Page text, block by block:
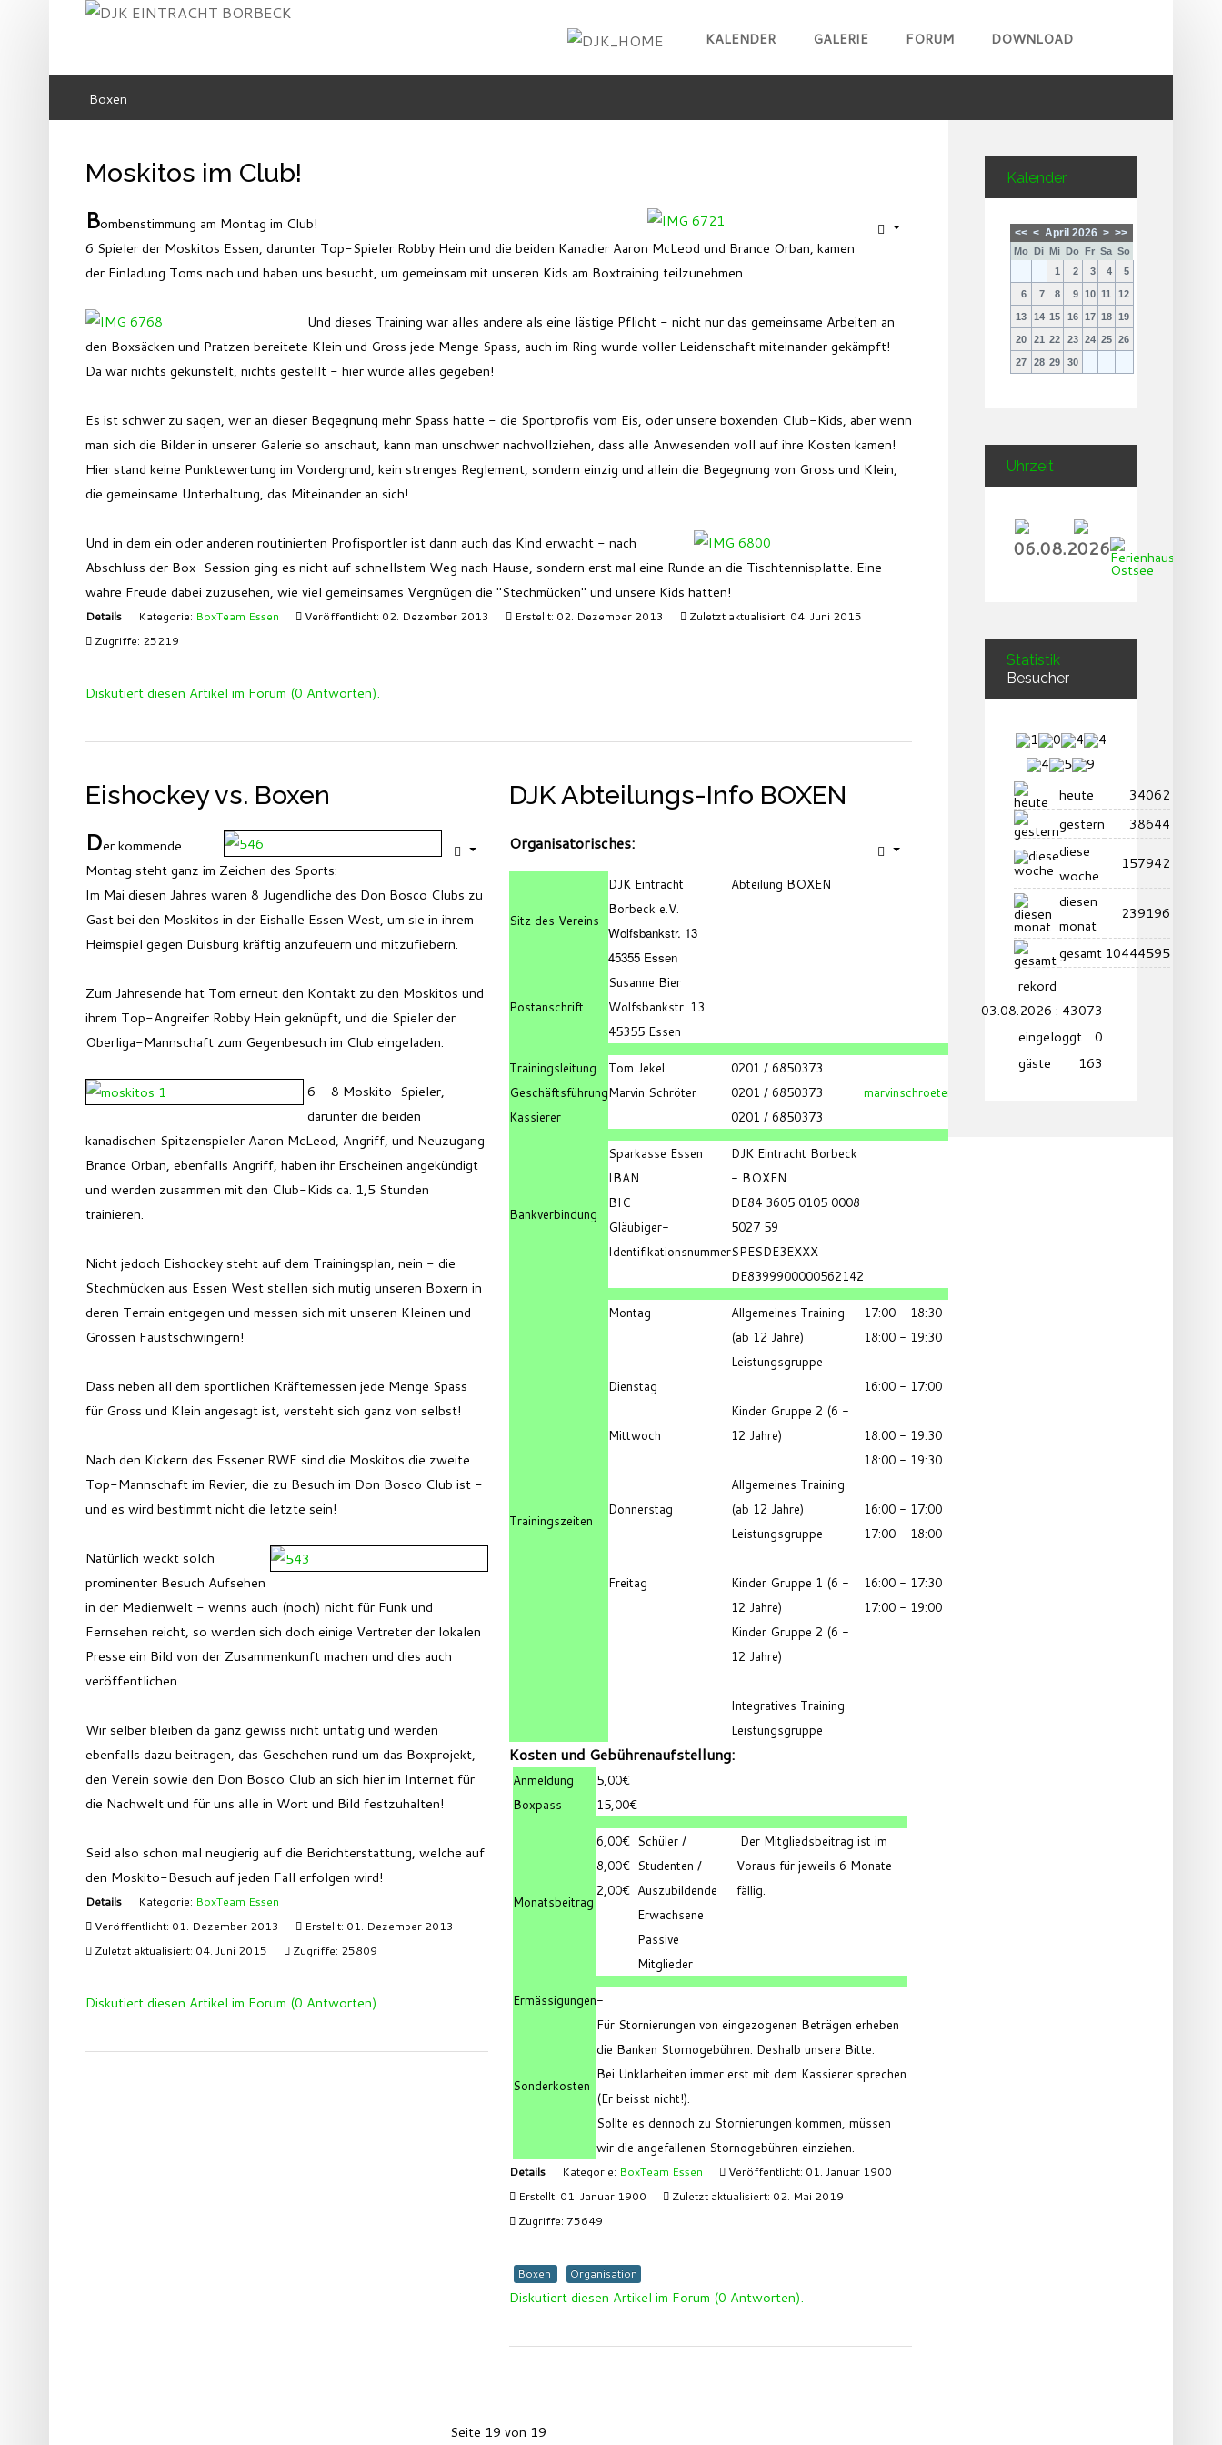
...
KALENDER GALERIE FORUM DOWNLOAD
Boxen
Moskitos im Club!
Bombenstimmung am Montag im Club!
6 Spieler der Moskitos Essen, darunter Top-Spieler Robby Hein und die beiden Kanadier Aaron McLeod und Brance Orban, kamen
der Einladung Toms nach und haben uns besucht, um gemeinsam mit unseren Kids am Boxtraining teilzunehmen.
Und dieses Training war alles andere als eine lästige Pflicht - nicht nur das gemeinsame Arbeiten an
den Boxsäcken und Pratzen bereitete Klein und Gross jede Menge Spass, auch im Ring wurde voller Leidenschaft miteinander gekämpft!
Da war nichts gekünstelt, nichts gestellt - hier wurde alles gegeben!
Es ist schwer zu sagen, wer an dieser Begegnung mehr Spass hatte - die Sportprofis vom Eis, oder unsere boxenden Club-Kids, aber wenn
man sich die Bilder in unserer Galerie so anschaut, kann man unschwer nachvollziehen, dass alle Anwesenden voll auf ihre Kosten kamen!
Hier stand keine Punktewertung im Vordergrund, kein strenges Reglement, sondern einzig und allein die Begegnung von Gross und Klein,
die gemeinsame Unterhaltung, das Miteinander an sich!
Und in dem ein oder anderen routinierten Profisportler ist dann auch das Kind erwacht - nach
Abschluss der Box-Session ging es nicht auf schnellstem Weg nach Hause, sondern erst mal eine Runde an die Tischtennisplatte. Eine
wahre Freude dabei zuzusehen, wie viel gemeinsames Vergnügen die "Stechmücken" und unsere Kids hatten!
Details Kategorie: BoxTeam Essen Veröffentlicht: 02. Dezember 2013 Erstellt: 02. Dezember 2013
Zuletzt aktualisiert: 04. Juni 2015
Zugriffe: 25219
Diskutiert diesen Artikel im Forum (0 Antworten).
Eishockey vs. Boxen
Der kommende
Montag steht ganz im Zeichen des Sports:
Im Mai diesen Jahres waren 8 Jugendliche des Don Bosco Clubs zu
Gast bei den Moskitos in der Eishalle Essen West, um sie in ihrem
Heimspiel gegen Duisburg kräftig anzufeuern und mitzufiebern.
Zum Jahresende hat Tom erneut den Kontakt zu den Moskitos und
ihrem Top-Angreifer Robby Hein geknüpft, und die Spieler der
Oberliga-Mannschaft zum Gegenbesuch im Club eingeladen.
6 - 8 Moskito-Spieler,
darunter die beiden
kanadischen Spitzenspieler Aaron McLeod, Angriff, und Neuzugang
Brance Orban, ebenfalls Angriff, haben ihr Erscheinen angekündigt
und werden zusammen mit den Club-Kids ca. 1,5 Stunden
trainieren.
Nicht jedoch Eishockey steht auf dem Trainingsplan, nein - die
Stechmücken aus Essen West stellen sich mutig unseren Boxern in
deren Terrain entgegen und messen sich mit unseren Kleinen und
Grossen Faustschwingern!
Dass neben all dem sportlichen Kräftemessen jede Menge Spass
für Gross und Klein angesagt ist, versteht sich ganz von selbst!
Nach den Kickern des Essener RWE sind die Moskitos die zweite
Top-Mannschaft im Revier, die zu Besuch im Don Bosco Club ist -
und es wird bestimmt nicht die letzte sein!
Natürlich weckt solch
prominenter Besuch Aufsehen
in der Medienwelt - wenns auch (noch) nicht für Funk und
Fernsehen reicht, so werden sich doch einige Vertreter der lokalen
Presse ein Bild von der Zusammenkunft machen und dies auch
veröffentlichen.
Wir selber bleiben da ganz gewiss nicht untätig und werden
ebenfalls dazu beitragen, das Geschehen rund um das Boxprojekt,
den Verein sowie den Don Bosco Club an sich hier im Internet für
die Nachwelt und für uns alle in Wort und Bild festzuhalten!
Seid also schon mal neugierig auf die Berichterstattung, welche auf
den Moskito-Besuch auf jeden Fall erfolgen wird!
Details Kategorie: BoxTeam Essen
Veröffentlicht: 01. Dezember 2013
Erstellt: 01. Dezember 2013
Zuletzt aktualisiert: 04. Juni 2015
Zugriffe: 25809
Diskutiert diesen Artikel im Forum (0 Antworten).
DJK Abteilungs-Info BOXEN
Organisatorisches:
Sitz des Vereins
DJK Eintracht
Borbeck e.V.
Wolfsbankstr. 13
45355 Essen
Abteilung BOXEN
Postanschrift
Susanne Bier
Wolfsbankstr. 13
45355 Essen
Trainingsleitung Tom Jekel
0201 / 6850373
GeschäftsführungMarvin Schröter 0201 / 6850373
marvinschroeter@yahoo.de
Kassierer
0201 / 6850373
Bankverbindung
Sparkasse Essen
IBAN
BIC
Gläubiger-
Identifikationsnummer
DJK Eintracht Borbeck
- BOXEN
DE84 3605 0105 0008
5027 59
SPESDE3EXXX
DE8399900000562142
Trainingszeiten
Montag
Dienstag
Mittwoch
Donnerstag
Freitag
Allgemeines Training
(ab 12 Jahre)
Leistungsgruppe
Kinder Gruppe 2 (6 -
12 Jahre)
Allgemeines Training
(ab 12 Jahre)
Leistungsgruppe
Kinder Gruppe 1 (6 -
12 Jahre)
Kinder Gruppe 2 (6 -
12 Jahre)
Integratives Training
Leistungsgruppe
17:00 - 18:30
18:00 - 19:30
16:00 - 17:00
18:00 - 19:30
18:00 - 19:30
16:00 - 17:00
17:00 - 18:00
16:00 - 17:30
17:00 - 19:00
Kosten und Gebührenaufstellung:
Anmeldung
Boxpass
5,00€
15,00€
Monatsbeitrag
6,00€
8,00€
2,00€
Schüler /
Studenten /
Auszubildende
Erwachsene
Passive
Mitglieder
Der Mitgliedsbeitrag ist im
Voraus für jeweils 6 Monate
fällig.
Ermässigungen-
Sonderkosten
Für Stornierungen von eingezogenen Beträgen erheben
die Banken Stornogebühren. Deshalb unsere Bitte:
Bei Unklarheiten immer erst mit dem Kassierer sprechen
(Er beisst nicht!).
Sollte es dennoch zu Stornierungen kommen, müssen
wir die angefallenen Stornogebühren einziehen.
Details Kategorie: BoxTeam Essen
Veröffentlicht: 01. Januar 1900
Erstellt: 01. Januar 1900
Zuletzt aktualisiert: 02. Mai 2019
Zugriffe: 75649
Boxen Organisation
Diskutiert diesen Artikel im Forum (0 Antworten).
Seite 19 von 19
Kalender
<< < April 2026 > >>
Mo Di Mi Do Fr Sa So
1
2 3 4 5
6 7 8 9 10 11 12
13 14 15 16 17 18 19
20 21 22 23 24 25 26
27 28 29 30
Uhrzeit
06.08.2026
Statistik
Besucher
heute
34062
gestern
38644
diese
woche
157942
diesen
monat
239196
gesamt 10444595
rekord
03.08.2026 : 43073
eingeloggt
0
gäste
163